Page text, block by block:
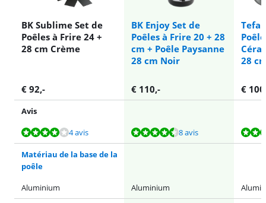
BK Sublime Set de
Poêles à Frire 24 +
28 cm Crème
BK Enjoy Set de
Poêles à Frire 20 + 28
cm + Poêle Paysanne
28 cm Noir
Tefal
28
€ 92,- € 110,- € 100
Avis
La note est de 8,3 sur 10, basée sur 4 avis.
4 avis
La note est de 8,8 sur 10, basée sur 8 avis. 8 avis
La note est de 8,4 sur 10, basée sur 95 avis.
Matériau de la base de la
poêle
Aluminium
Aluminium